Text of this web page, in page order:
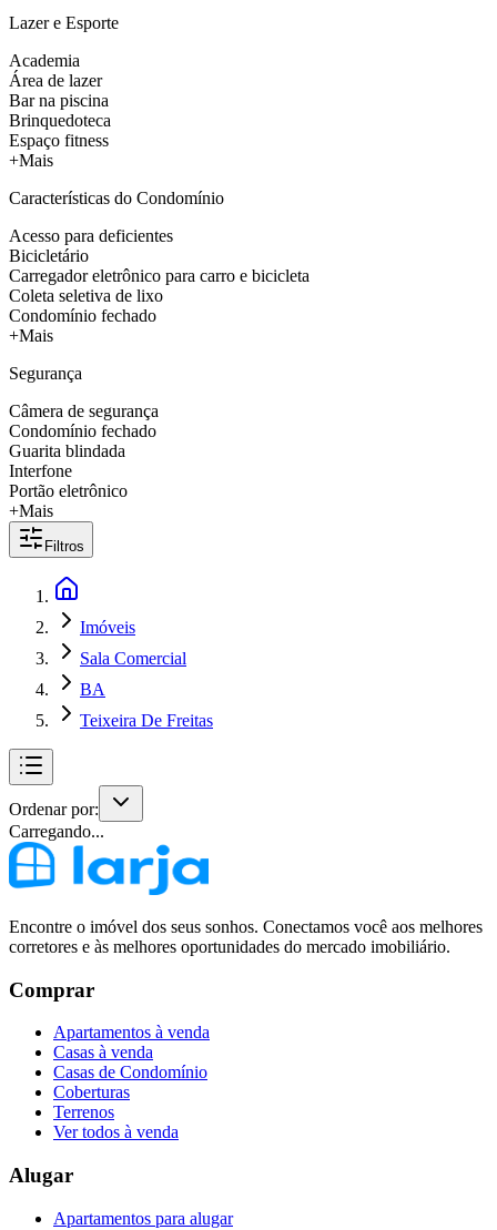
Lazer e Esporte
Academia
Área de lazer
Bar na piscina
Brinquedoteca
Espaço fitness
+Mais
Características do Condomínio
Acesso para deficientes
Bicicletário
Carregador eletrônico para carro e bicicleta
Coleta seletiva de lixo
Condomínio fechado
+Mais
Segurança
Câmera de segurança
Condomínio fechado
Guarita blindada
Interfone
Portão eletrônico
+Mais
Filtros
Imóveis
Sala Comercial
BA
Teixeira De Freitas
Ordenar por:
Carregando...
Encontre o imóvel dos seus sonhos. Conectamos você aos melhores
corretores e às melhores oportunidades do mercado imobiliário.
Comprar
Apartamentos à venda
Casas à venda
Casas de Condomínio
Coberturas
Terrenos
Ver todos à venda
Alugar
Apartamentos para alugar